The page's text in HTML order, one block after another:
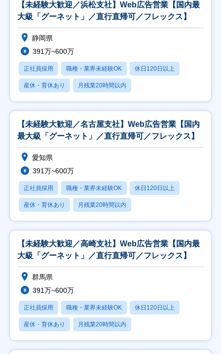
【未経験大歓迎／浜松支社】Web広告営業【国内最
大級「グーネット」／直行直帰可／フレックス】
静岡県
391万~600万
正社員採用 職種・業界未経験OK 休日120日以上
産休・育休あり 月残業20時間以内
【未経験大歓迎／名古屋支社】Web広告営業【国内
最大級「グーネット」／直行直帰可／フレックス】
愛知県
391万~600万
正社員採用 職種・業界未経験OK 休日120日以上
産休・育休あり 月残業20時間以内
【未経験大歓迎／高崎支社】Web広告営業【国内最
大級「グーネット」／直行直帰可／フレックス】
群馬県
391万~600万
正社員採用 職種・業界未経験OK 休日120日以上
産休・育休あり 月残業20時間以内